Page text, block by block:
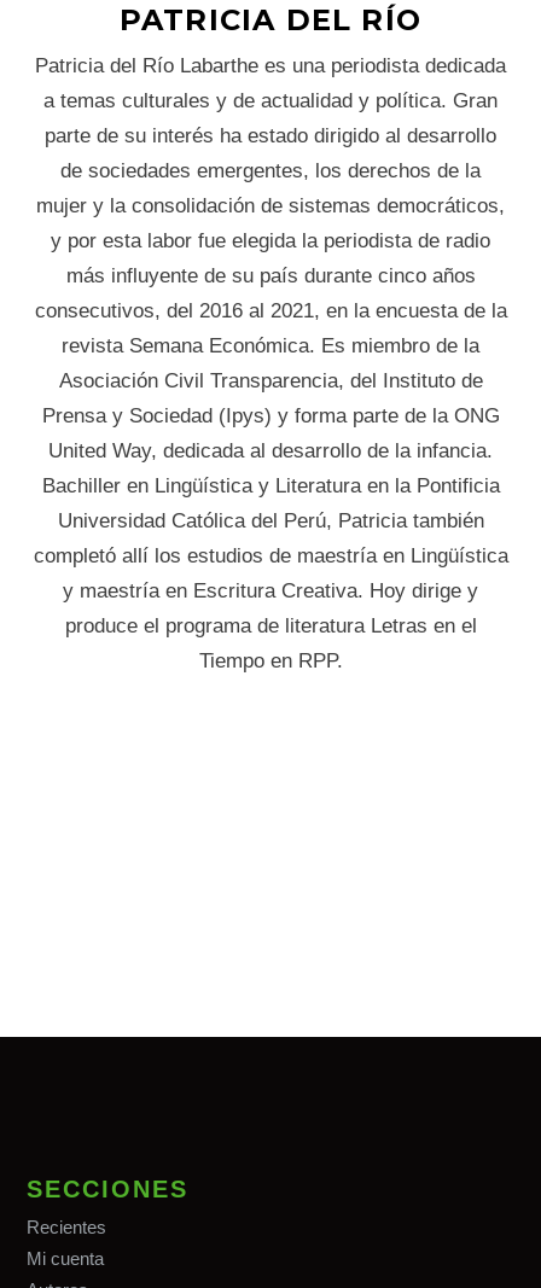
PATRICIA DEL RÍO
Patricia del Río Labarthe es una periodista dedicada
a temas culturales y de actualidad y política. Gran
parte de su interés ha estado dirigido al desarrollo
de sociedades emergentes, los derechos de la
mujer y la consolidación de sistemas democráticos,
y por esta labor fue elegida la periodista de radio
más influyente de su país durante cinco años
consecutivos, del 2016 al 2021, en la encuesta de la
revista Semana Económica. Es miembro de la
Asociación Civil Transparencia, del Instituto de
Prensa y Sociedad (Ipys) y forma parte de la ONG
United Way, dedicada al desarrollo de la infancia.
Bachiller en Lingüística y Literatura en la Pontificia
Universidad Católica del Perú, Patricia también
completó allí los estudios de maestría en Lingüística
y maestría en Escritura Creativa. Hoy dirige y
produce el programa de literatura Letras en el
Tiempo en RPP.
SECCIONES
Recientes
Mi cuenta